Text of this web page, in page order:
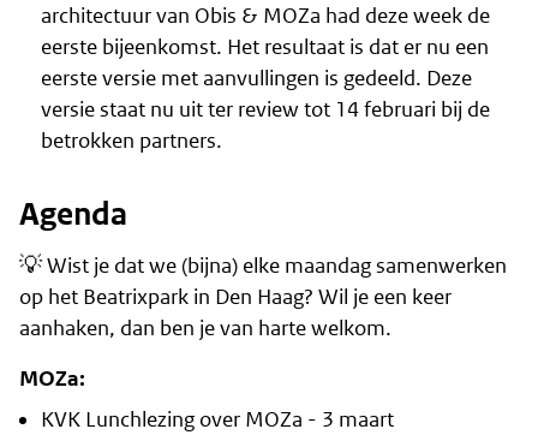
architectuur van Obis & MOZa had deze week de
eerste bijeenkomst. Het resultaat is dat er nu een
eerste versie met aanvullingen is gedeeld. Deze
versie staat nu uit ter review tot 14 februari bij de
betrokken partners.
Agenda
💡 Wist je dat we (bijna) elke maandag samenwerken
op het Beatrixpark in Den Haag? Wil je een keer
aanhaken, dan ben je van harte welkom.
MOZa:
KVK Lunchlezing over MOZa - 3 maart